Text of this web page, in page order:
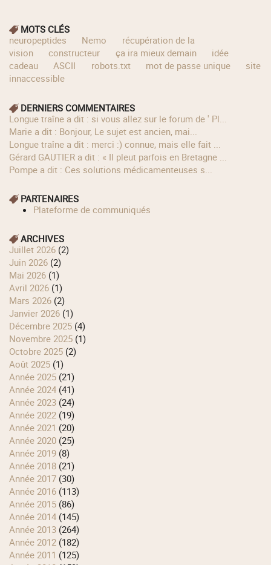
MOTS CLÉS
neuropeptides
Nemo
récupération de la
vision
constructeur ça ira mieux demain
idée
cadeau
ASCII robots.txt mot de passe unique
site
innaccessible
DERNIERS COMMENTAIRES
longue traîne a dit : si vous allez sur le forum de ' Pl...
Marie a dit : Bonjour, Le sujet est ancien, mai...
longue traîne a dit : merci :) connue, mais elle fait ...
Gérard GAUTIER a dit : « Il pleut parfois en Bretagne ...
Pompe a dit : Ces solutions médicamenteuses s...
PARTENAIRES
Plateforme de communiqués
ARCHIVES
juillet 2026 (2)
juin 2026 (2)
mai 2026 (1)
avril 2026 (1)
mars 2026 (2)
janvier 2026 (1)
décembre 2025 (4)
novembre 2025 (1)
octobre 2025 (2)
août 2025 (1)
année 2025 (21)
année 2024 (41)
année 2023 (24)
année 2022 (19)
année 2021 (20)
année 2020 (25)
année 2019 (8)
année 2018 (21)
année 2017 (30)
année 2016 (113)
année 2015 (86)
année 2014 (145)
année 2013 (264)
année 2012 (182)
année 2011 (125)